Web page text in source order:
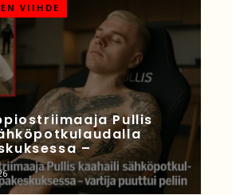
VIIHDE
Pullis
–